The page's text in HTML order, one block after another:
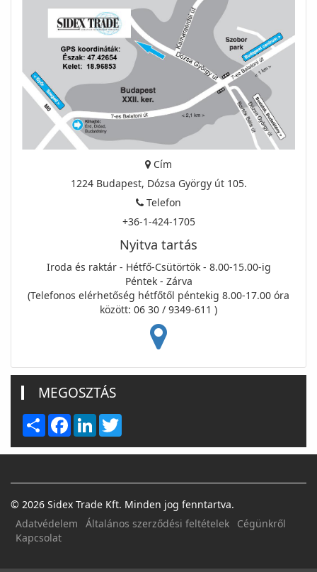
Cím
1224 Budapest, Dózsa György út 105.
Telefon
+36-1-424-1705
Nyitva tartás
Iroda és raktár - Hétfő-Csütörtök - 8.00-15.00-ig
Péntek - Zárva
(Telefonos elérhetőség hétfőtől péntekig 8.00-17.00 óra
között: 06 30 / 9349-611 )
MEGOSZTÁS
Share FacebookLinkedIn
© 2026 Sidex Trade Kft. Minden jog fenntartva.
Adatvédelem
Általános szerződési feltételek
Cégünkről
Kapcsolat